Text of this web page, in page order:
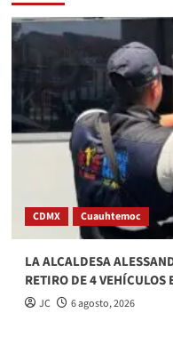
CDMX Cuauhtemoc
LA ALCALDESA
RETIRO DE 4 VEHÍCULOS
JC 6 agosto, 2026